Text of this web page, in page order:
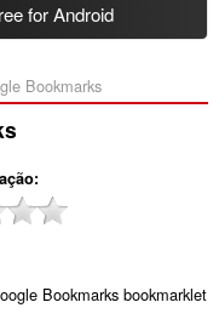
for Android
Bookmarks‎
Bookmarks bookmarklet